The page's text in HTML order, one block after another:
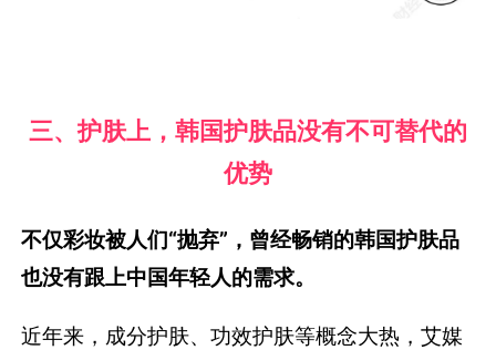
三、护肤上，韩国护肤品没有不可替代的
优势
不仅彩妆被人们“抛弃”，曾经畅销的韩国护肤品
也没有跟上中国年轻人的需求。
近年来，成分护肤、功效护肤等概念大热，艾媒